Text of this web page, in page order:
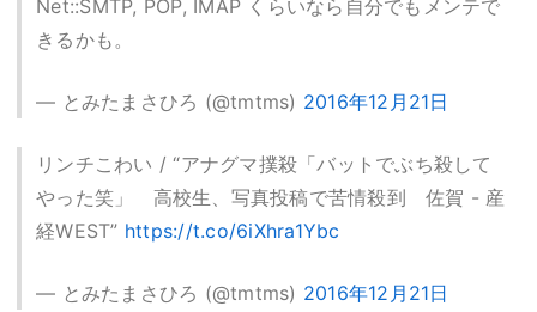
Net::SMTP, POP, IMAP くらいなら自分でもメンテで
きるかも。
— とみたまさひろ (@tmtms) 2016年12月21日
リンチこわい / “アナグマ撲殺「バットでぶち殺して
やった笑」 高校生、写真投稿で苦情殺到 佐賀 - 産
経WEST” https://t.co/6iXhra1Ybc
— とみたまさひろ (@tmtms) 2016年12月21日